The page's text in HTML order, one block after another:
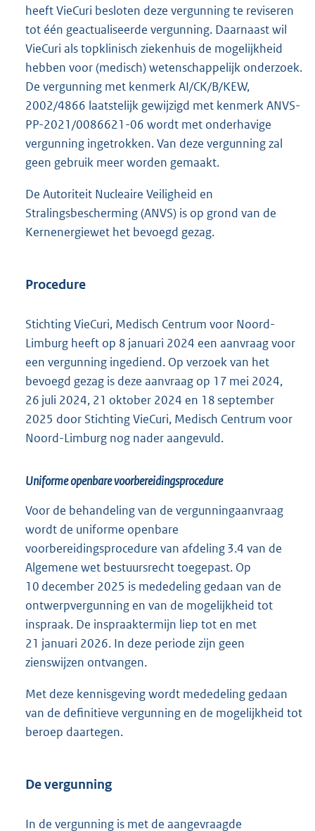
heeft VieCuri besloten deze vergunning te reviseren
tot één geactualiseerde vergunning. Daarnaast wil
VieCuri als topklinisch ziekenhuis de mogelijkheid
hebben voor (medisch) wetenschappelijk onderzoek.
De vergunning met kenmerk AI/CK/B/KEW,
2002/4866 laatstelijk gewijzigd met kenmerk ANVS-
PP-2021/0086621-06 wordt met onderhavige
vergunning ingetrokken. Van deze vergunning zal
geen gebruik meer worden gemaakt.
De Autoriteit Nucleaire Veiligheid en
Stralingsbescherming (ANVS) is op grond van de
Kernenergiewet het bevoegd gezag.
Procedure
Stichting VieCuri, Medisch Centrum voor Noord-
Limburg heeft op 8 januari 2024 een aanvraag voor
een vergunning ingediend. Op verzoek van het
bevoegd gezag is deze aanvraag op 17 mei 2024,
26 juli 2024, 21 oktober 2024 en 18 september
2025 door Stichting VieCuri, Medisch Centrum voor
Noord-Limburg nog nader aangevuld.
Uniforme openbare voorbereidingsprocedure
Voor de behandeling van de vergunningaanvraag
wordt de uniforme openbare
voorbereidingsprocedure van afdeling 3.4 van de
Algemene wet bestuursrecht toegepast. Op
10 december 2025 is mededeling gedaan van de
ontwerpvergunning en van de mogelijkheid tot
inspraak. De inspraaktermijn liep tot en met
21 januari 2026. In deze periode zijn geen
zienswijzen ontvangen.
Met deze kennisgeving wordt mededeling gedaan
van de definitieve vergunning en de mogelijkheid tot
beroep daartegen.
De vergunning
In de vergunning is met de aangevraagde